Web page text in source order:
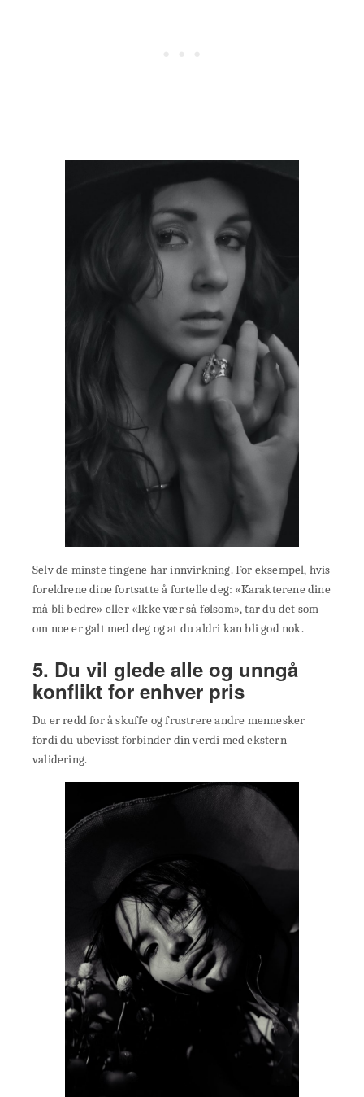
Selv de minste tingene har innvirkning. For eksempel, hvis
foreldrene dine fortsatte å fortelle deg: «Karakterene dine
må bli bedre» eller «Ikke vær så følsom», tar du det som
om noe er galt med deg og at du aldri kan bli god nok.
5. Du vil glede alle og unngå
konflikt for enhver pris
Du er redd for å skuffe og frustrere andre mennesker
fordi du ubevisst forbinder din verdi med ekstern
validering.